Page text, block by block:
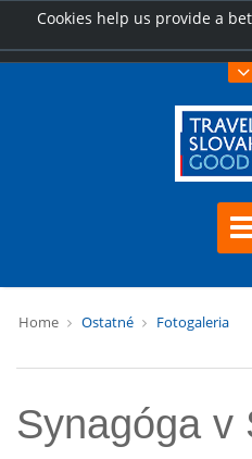
Cookies help us provide a
Home Ostatné Fotogaleria
Synagóga v